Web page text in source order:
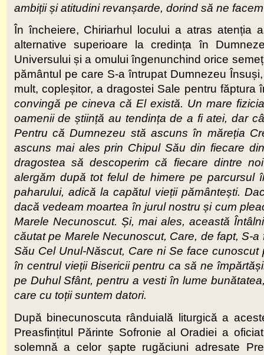
ambiții și atitudini revanșarde, dorind să ne
În încheiere, Chiriarhul locului a atras atenția
alternative superioare la credința în
Universului și a omului îngenunchind orice
pământul pe care S-a întrupat Dumnezeu
mult, copleșitor, a dragostei Sale pentru
convingă pe cineva că El există. Un mare
oamenii de știință au tendința de a fi atei, dar
Pentru că Dumnezeu stă ascuns în măreția
ascuns mai ales prin Chipul Său din fiecare
dragostea să descoperim că fiecare dintre
alergăm după tot felul de himere pe parcursul
paharului, adică la capătul vieții pământești.
dacă vedeam moartea în jurul nostru și cum
Marele Necunoscut. Și, mai ales, această
căutat pe Marele Necunoscut, Care, de fapt, S-
Său Cel Unul-Născut, Care ni Se face
în centrul vieții Bisericii pentru ca să ne
pe Duhul Sfânt, pentru a vesti în lume
care cu toții suntem datori.
După binecunoscuta rânduială liturgică a
Preasfințitul Părinte Sofronie al Oradiei a
solemnă a celor șapte rugăciuni adresate